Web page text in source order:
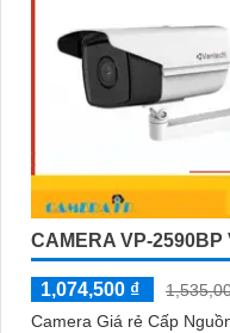
CAMERA VP-2590BP
1,074,500 ₫
Camera Giá rẻ Cấp